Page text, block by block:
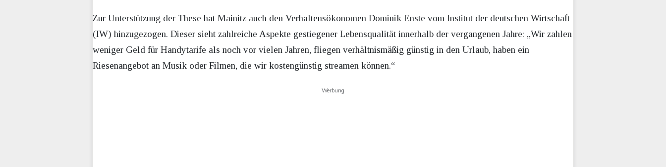
Zur Unterstützung der These hat Mainitz auch den Verhaltensökonomen Dominik Enste vom Institut der deutschen Wirtschaft
(IW) hinzugezogen. Dieser sieht zahlreiche Aspekte gestiegener Lebensqualität innerhalb der vergangenen Jahre: „Wir zahlen
weniger Geld für Handytarife als noch vor vielen Jahren, fliegen verhältnismäßig günstig in den Urlaub, haben ein
Riesenangebot an Musik oder Filmen, die wir kostengünstig streamen können.“
Werbung